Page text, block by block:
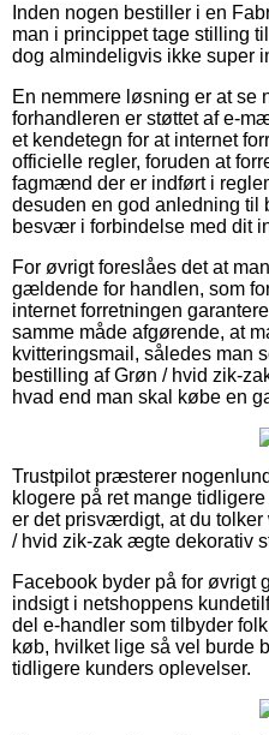
Inden nogen bestiller i en
man i princippet tage stilling
dog almindeligvis ikke super
En nemmere løsning er at
forhandleren er støttet af e-
et kendetegn for at internet
officielle regler, foruden at
fagmænd der er indført i
desuden en god anledning til
besvær i forbindelse med dit
For øvrigt foreslåes det at
gældende for handlen, som
internet forretningen
samme måde afgørende, at
kvitteringsmail, således man
bestilling af Grøn / hvid zik-
hvad end man skal købe en
Trustpilot præsterer
klogere på ret mange
er det prisværdigt, at du
/ hvid zik-zak ægte dekorativ
Facebook byder på for øvrigt
indsigt i netshoppens
del e-handler som tilbyder
køb, hvilket lige så vel burde
tidligere kunders oplevelser.